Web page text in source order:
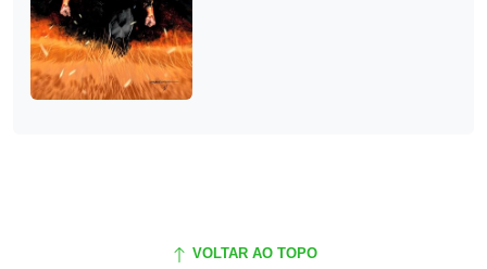
VOLTAR AO TOPO